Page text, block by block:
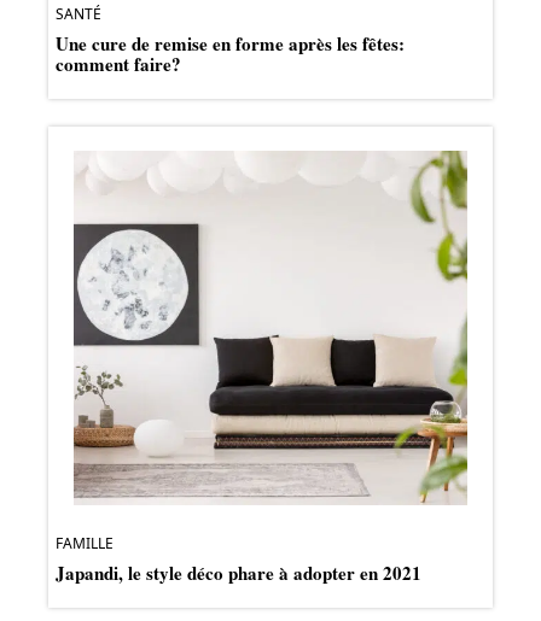
SANTÉ
Une cure de remise en forme après les fêtes:
comment faire?
FAMILLE
Japandi, le style déco phare à adopter en 2021